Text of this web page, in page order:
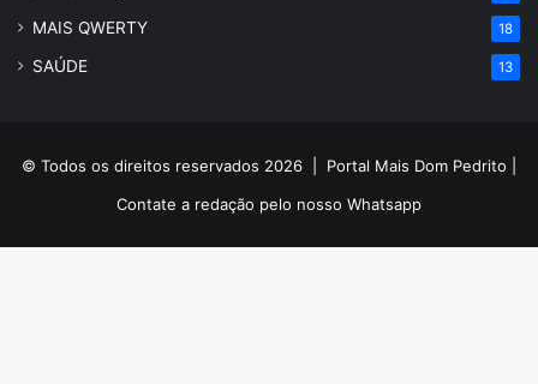
MAIS QWERTY 18
SAÚDE 13
© Todos os direitos reservados 2026 | Portal Mais Dom Pedrito
Contate a redação pelo nosso Whatsapp